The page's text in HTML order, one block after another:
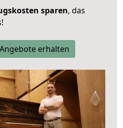
sparen, das
erhalten